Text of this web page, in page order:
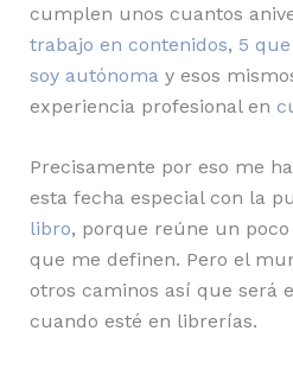
cumplen unos cuantos
trabajo en contenidos, 5
soy autónoma y esos
experiencia profesional en
Precisamente por eso me
esta fecha especial con la
libro, porque reúne un
que me definen. Pero el
otros caminos así que será
cuando esté en librerías.